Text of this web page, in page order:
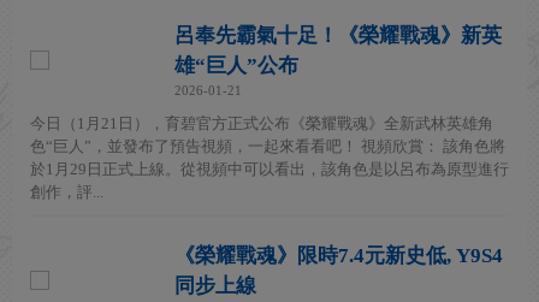
呂奉先霸氣十足！《榮耀戰魂》新英
雄“巨人”公布
2026-01-21
今日（1月21日），育碧官方正式公布《榮耀戰魂》全新武林英雄角
色“巨人”，並發布了預告視頻，一起來看看吧！ 視頻欣賞： 該角色將
於1月29日正式上線。從視頻中可以看出，該角色是以呂布為原型進行
創作，評...
《榮耀戰魂》限時7.4元新史低, Y9S4
同步上線